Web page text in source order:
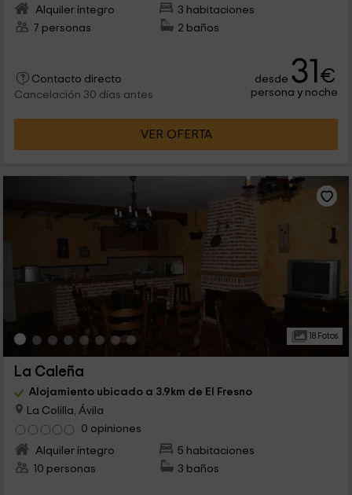
Alquiler íntegro
3 habitaciones
7 personas
2 baños
Contacto directo
Cancelación 30 días antes
desde 31€
persona y noche
VER OFERTA
18 Fotos
La Caleña
Alojamiento ubicado a 3.9km de El Fresno
La Colilla, Ávila
0 opiniones
Alquiler íntegro
5 habitaciones
10 personas
3 baños